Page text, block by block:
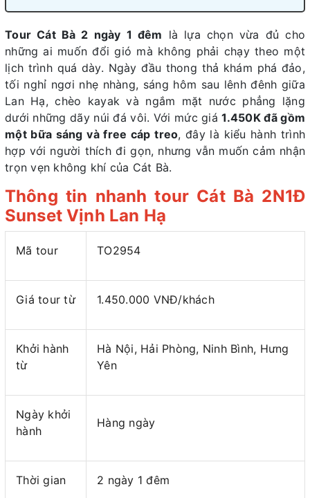
Tour Cát Bà 2 ngày 1 đêm là lựa chọn vừa đủ cho
những ai muốn đổi gió mà không phải chạy theo một
lịch trình quá dày. Ngày đầu thong thả khám phá đảo,
tối nghỉ ngơi nhẹ nhàng, sáng hôm sau lênh đênh giữa
Lan Hạ, chèo kayak và ngắm mặt nước phẳng lặng
dưới những dãy núi đá vôi. Với mức giá1.450K đã gồm
một bữa sáng và free cáp treo, đây là kiểu hành trình
hợp với người thích đi gọn, nhưng vẫn muốn cảm nhận
trọn vẹn không khí của Cát Bà.
Thông tin nhanh tour Cát Bà 2N1Đ
Sunset Vịnh Lan Hạ
Mã tour TO2954
Giá tour từ 1.450.000 VNĐ/khách
Khởi hành
từ
Hà Nội, Hải Phòng, Ninh Bình, Hưng
Yên
Ngày khởi
hành
Hàng ngày
Thời gian 2 ngày 1 đêm